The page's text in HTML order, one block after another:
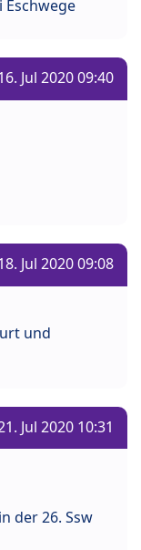
Eschwege
Jul 2020 09:40
Jul 2020 09:08
und
Jul 2020 10:31
der 26. Ssw